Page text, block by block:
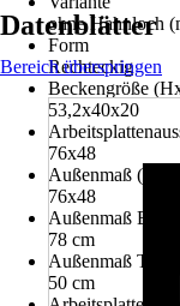
ohne Hahnloch
Form
Rechteckig
Beckengröße
53,2x40x20
76x48
Außenmaß (BxT)
76x48
Außenmaß Breite
78 cm
Außenmaß Tiefe
50 cm
Datenblätter
Bereich überspringen